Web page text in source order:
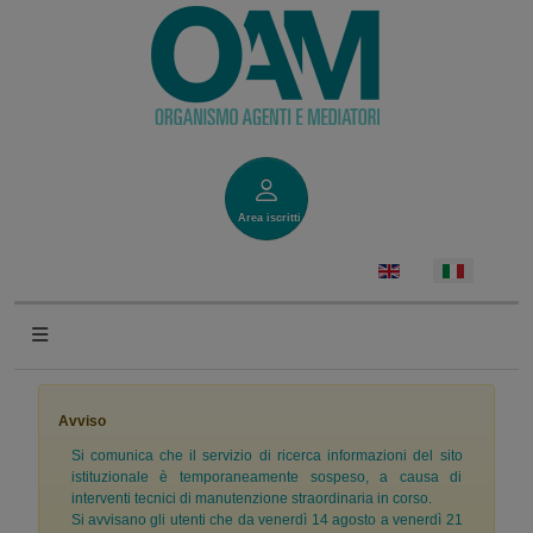
Area iscritti
Avviso
Si comunica che il servizio di ricerca informazioni del sito
istituzionale è temporaneamente sospeso, a causa di
interventi tecnici di manutenzione straordinaria in corso.
Si avvisano gli utenti che da venerdì 14 agosto a venerdì 21